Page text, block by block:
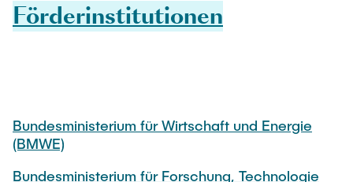
Förderinstitutionen
Bundesministerium für Wirtschaft und Energie
(BMWE)
Bundesministerium für Forschung, Technologie